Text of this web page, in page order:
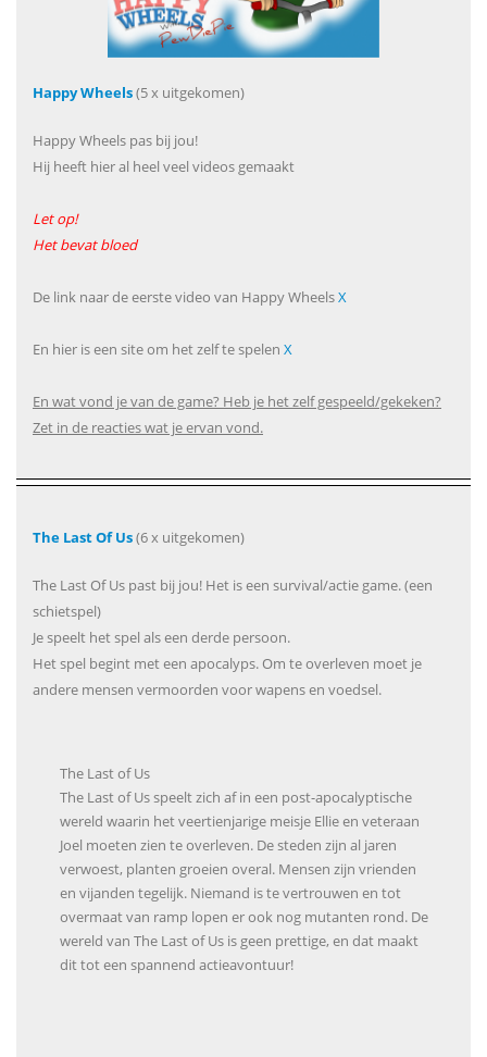
Happy Wheels(5 x uitgekomen)
Happy Wheels pas bij jou!
Hij heeft hier al heel veel videos gemaakt
Let op!
Het bevat bloed
De link naar de eerste video van Happy WheelsX
En hier is een site om het zelf te spelen X
En wat vond je van de game? Heb je het zelf gespeeld/gekeken?
Zet in de reacties wat je ervan vond.
The Last Of Us(6 x uitgekomen)
The Last Of Us past bij jou! Het is een survival/actie game. (een
schietspel)
Je speelt het spel als een derde persoon.
Het spel begint met een apocalyps. Om te overleven moet je
andere mensen vermoorden voor wapens en voedsel.
The Last of Us
The Last of Us speelt zich af in een post-apocalyptische
wereld waarin het veertienjarige meisje Ellie en veteraan
Joel moeten zien te overleven. De steden zijn al jaren
verwoest, planten groeien overal. Mensen zijn vrienden
en vijanden tegelijk. Niemand is te vertrouwen en tot
overmaat van ramp lopen er ook nog mutanten rond. De
wereld van The Last of Us is geen prettige, en dat maakt
dit tot een spannend actieavontuur!